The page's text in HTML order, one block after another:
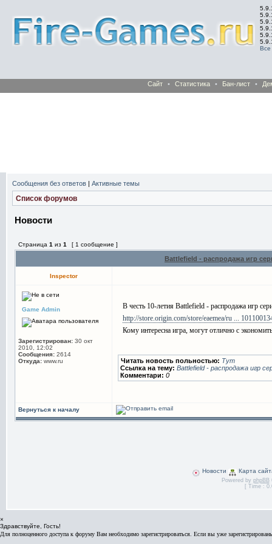
Все
Сайт • Статистика • Бан-лист •
Сообщения без ответов | Активные темы
Список форумов
Новости
Страница 1 из 1 [ 1 сообщение ]
Battlefield - распродажа игр
Inspector
Game Admin
Зарегистрирован: 30 окт
2010, 12:02
Сообщения: 2614
Откуда: www.ru
В честь 10-летия Battlefield - распродажа игр
http://store.origin.com/store/eaemea/ru ...
Кому интересна игра, могут отлично с
Читать новость польностью: Тут
Ссылка на тему: Battlefield - распродажа игр
Комментари: 0
Вернуться к началу
Новости Карта
Powered by phpBB
[ Time :
×
Здравствуйте, Гость!
Для полноценного доступа к форуму Вам необходимо зарегистрироваться. Если вы уже